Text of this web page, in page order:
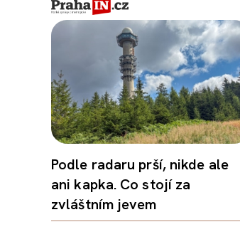
Podle radaru prší, nikde ale
ani kapka. Co stojí za
zvláštním jevem